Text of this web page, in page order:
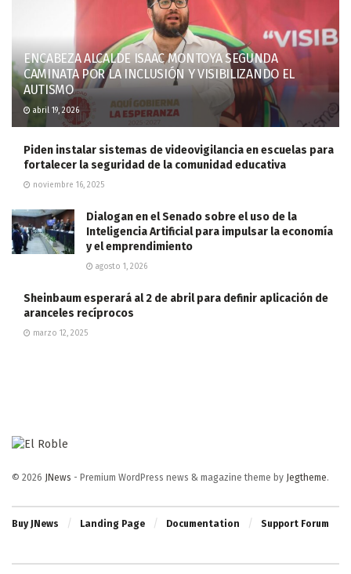
ENCABEZA ALCALDE ISAAC MONTOYA SEGUNDA
CAMINATA POR LA INCLUSIÓN Y VISIBILIZANDO EL
AUTISMO
abril 19, 2026
Piden instalar sistemas de videovigilancia en escuelas para
fortalecer la seguridad de la comunidad educativa
noviembre 16, 2025
Dialogan en el Senado sobre el uso de la
Inteligencia Artificial para impulsar la economía
y el emprendimiento
agosto 1, 2026
Sheinbaum esperará al 2 de abril para definir aplicación de
aranceles recíprocos
marzo 12, 2025
© 2026 JNews - Premium WordPress news & magazine theme by Jegtheme.
Buy JNews Landing Page Documentation Support Forum